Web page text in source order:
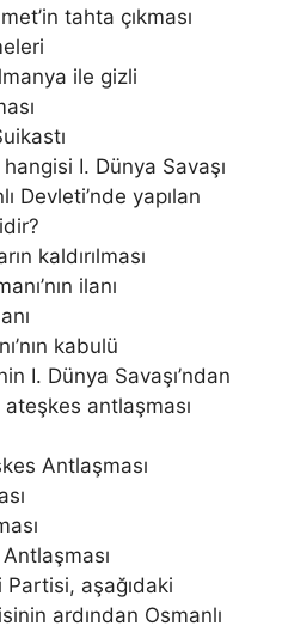
tahta çıkması
ile gizli
I. Dünya Savaşı
Devleti’nde yapılan
kaldırılması
ilanı
kabulü
I. Dünya Savaşı’ndan
ateşkes antlaşması
Antlaşması
aşağıdaki
ardından Osmanlı